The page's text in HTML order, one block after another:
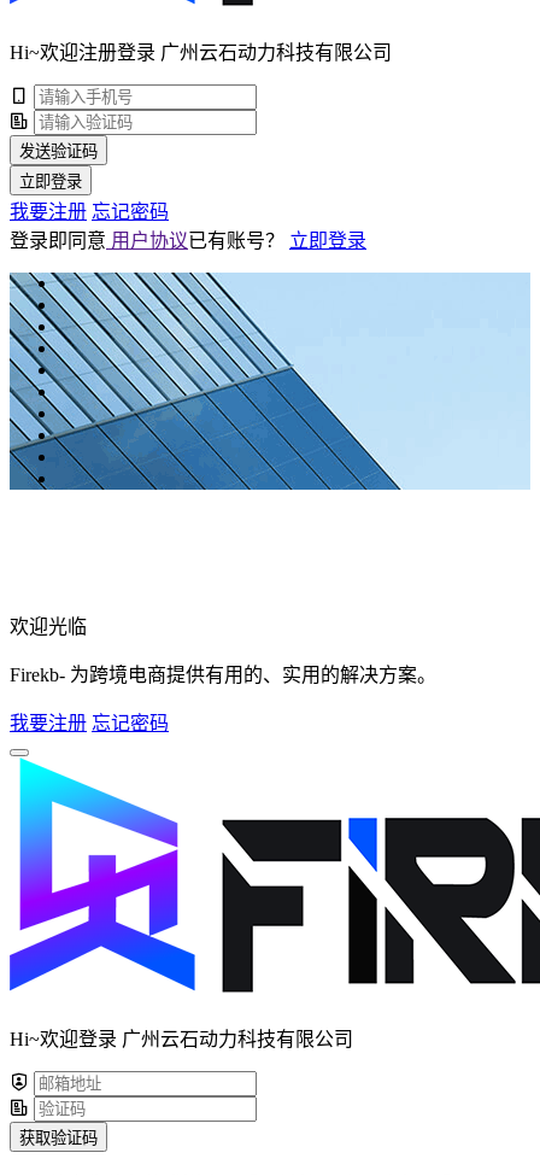
Hi~欢迎注册登录 广州云石动力科技有限公司
发送验证码
立即登录
我要注册 忘记密码
登录即同意 用户协议已有账号？ 立即登录
欢迎光临
Firekb- 为跨境电商提供有用的、实用的解决方案。
我要注册 忘记密码
Hi~欢迎登录 广州云石动力科技有限公司
获取验证码